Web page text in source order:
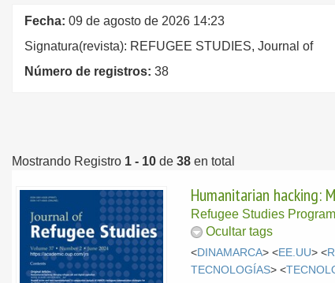
Fecha: 09 de agosto de 2026 14:23
Signatura(revista): REFUGEE STUDIES, Journal of
Número de registros: 38
Mostrando Registro 1 - 10 de 38 en total
Humanitarian
Refugee Studies
Ocultar tags
<DINAMARCA> <EE.UU> <
TECNOLOGÍAS> <